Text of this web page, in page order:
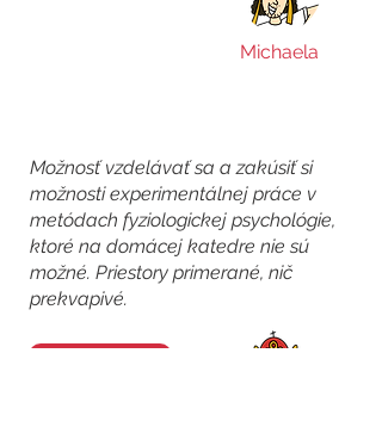
Michaela
Možnosť vzdelávať sa a zakúsiť si
možnosti experimentálnej práce v
metódach fyziologickej psychológie,
ktoré na domácej katedre nie sú
možné. Priestory primerané, nič
prekvapivé.